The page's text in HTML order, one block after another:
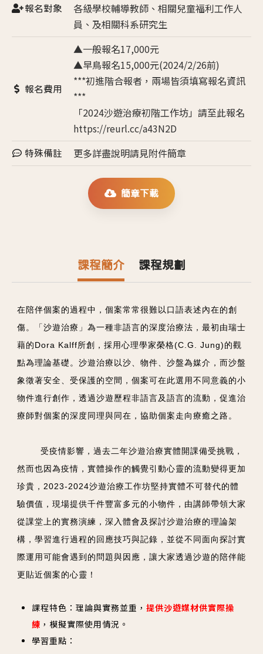
報名對象
各級學校輔導教師、相關兒童福利工作人
員、及相關科系研究生
報名費用
▲一般報名17,000元
▲早鳥報名15,000元(2024/2/26前)
***初進階合報者，兩場皆須填寫報名資訊
***
「2024沙遊治療初階工作坊」請至此報名
https://reurl.cc/a43N2D
特殊備註 更多詳盡說明請見附件簡章
簡章下載
課程簡介 課程規劃
在陪伴個案的過程中，個案常常很難以口語表述內在的創
傷。「沙遊治療」為一種非語言的深度治療法，最初由瑞士
藉的Dora Kalff所創，採用心理學家榮格(C.G. Jung)的觀
點為理論基礎。沙遊治療以沙、物件、沙盤為媒介，而沙盤
象徵著安全、受保護的空間，個案可在此選用不同意義的小
物件進行創作，透過沙遊歷程非語言及語言的流動，促進治
療師對個案的深度同理與同在，協助個案走向療癒之路。
受疫情影響，過去二年沙遊治療實體開課備受挑戰，
然而也因為疫情，實體操作的觸覺引動心靈的流動變得更加
珍貴，2023-2024沙遊治療工作坊堅持實體不可替代的體
驗價值，現場提供千件豐富多元的小物件，由講師帶領大家
從課堂上的實務演練，深入體會及探討沙遊治療的理論架
構，學習進行過程的回應技巧與記錄，並從不同面向探討實
際運用可能會遇到的問題與因應，讓大家透過沙遊的陪伴能
更貼近個案的心靈！
課程特色：理論與實務並重， 提供沙遊媒材供實際操
練 ，模擬實際使用情況。
學習重點：